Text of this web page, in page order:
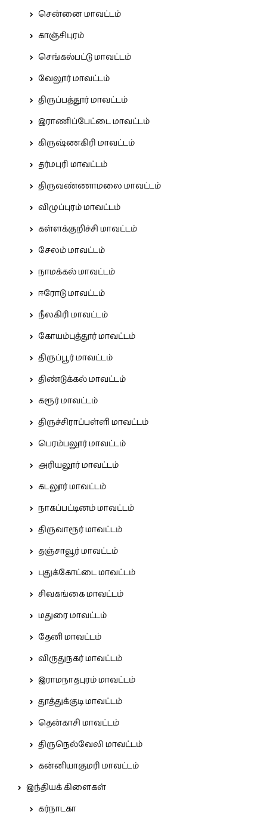
சென்னை மாவட்டம்
காஞ்சிபுரம்
செங்கல்பட்டு மாவட்டம்
வேலூர் மாவட்டம்
திருப்பத்தூர் மாவட்டம்
இராணிப்பேட்டை மாவட்டம்
கிருஷ்ணகிரி மாவட்டம்
தர்மபுரி மாவட்டம்
திருவண்ணாமலை மாவட்டம்
விழுப்புரம் மாவட்டம்
கள்ளக்குறிச்சி மாவட்டம்
சேலம் மாவட்டம்
நாமக்கல் மாவட்டம்
ஈரோடு மாவட்டம்
நீலகிரி மாவட்டம்
கோயம்புத்தூர் மாவட்டம்
திருப்பூர் மாவட்டம்
திண்டுக்கல் மாவட்டம்
கரூர் மாவட்டம்
திருச்சிராப்பள்ளி மாவட்டம்
பெரம்பலூர் மாவட்டம்
அரியலூர் மாவட்டம்
கடலூர் மாவட்டம்
நாகப்பட்டினம் மாவட்டம்
திருவாரூர் மாவட்டம்
தஞ்சாவூர் மாவட்டம்
புதுக்கோட்டை மாவட்டம்
சிவகங்கை மாவட்டம்
மதுரை மாவட்டம்
தேனி மாவட்டம்
விருதுநகர் மாவட்டம்
இராமநாதபுரம் மாவட்டம்
தூத்துக்குடி மாவட்டம்
தென்காசி மாவட்டம்
திருநெல்வேலி மாவட்டம்
கன்னியாகுமரி மாவட்டம்
இந்தியக் கிளைகள்
கர்நாடகா